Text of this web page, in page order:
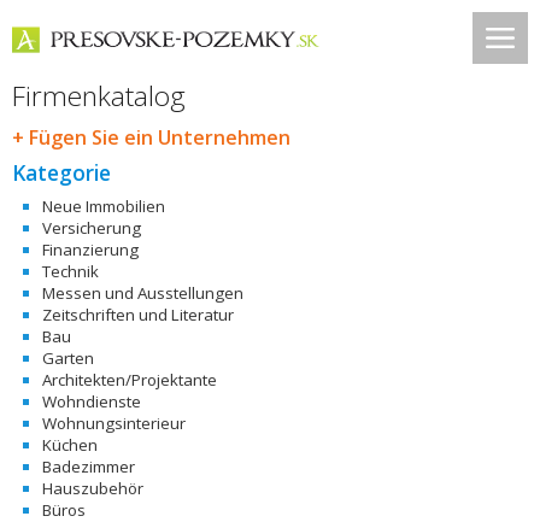
Firmenkatalog
+ Fügen Sie ein Unternehmen
Kategorie
Neue Immobilien
Versicherung
Finanzierung
Technik
Messen und Ausstellungen
Zeitschriften und Literatur
Bau
Garten
Architekten/Projektante
Wohndienste
Wohnungsinterieur
Küchen
Badezimmer
Hauszubehör
Büros